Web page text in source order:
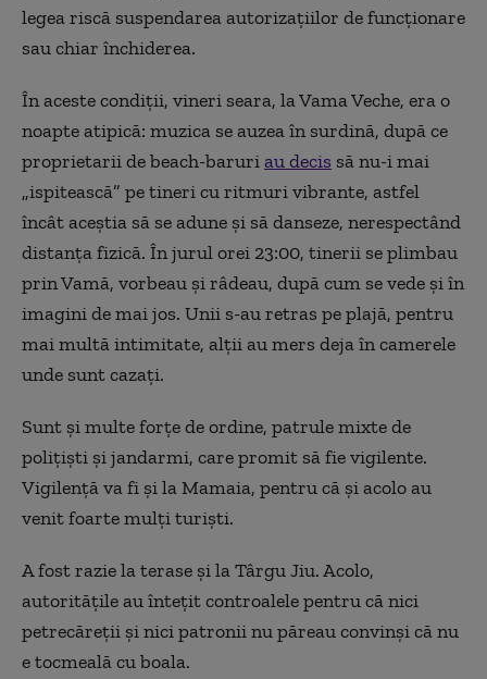
legea riscă suspendarea autorizaţiilor de funcţionare
sau chiar închiderea.
În aceste condiții, vineri seara, la Vama Veche, era o
noapte atipică: muzica se auzea în surdină, după ce
proprietarii de beach-baruriau decis să nu-i mai
„ispitească” pe tineri cu ritmuri vibrante, astfel
încât aceștia să se adune și să danseze, nerespectând
distanța fizică. În jurul orei 23:00, tinerii se plimbau
prin Vamă, vorbeau și râdeau, după cum se vede și în
imagini de mai jos. Unii s-au retras pe plajă, pentru
mai multă intimitate, alții au mers deja în camerele
unde sunt cazați.
Sunt și multe forțe de ordine, patrule mixte de
polițiști și jandarmi, care promit să fie vigilente.
Vigilență va fi și la Mamaia, pentru că și acolo au
venit foarte mulți turiști.
A fost razie la terase și la Târgu Jiu. Acolo,
autoritățile au întețit controalele pentru că nici
petrecăreții și nici patronii nu păreau convinși că nu
e tocmeală cu boala.